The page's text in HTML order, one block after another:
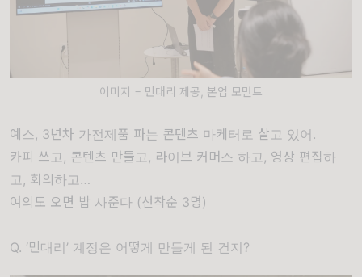
이미지 = 민대리 제공, 본업 모먼트
예스, 3년차 가전제품 파는 콘텐츠 마케터로 살고 있어.
카피 쓰고, 콘텐츠 만들고, 라이브 커머스 하고, 영상 편집하
고, 회의하고…
여의도 오면 밥 사준다 (선착순 3명)
Q. ‘민대리’ 계정은 어떻게 만들게 된 건지?